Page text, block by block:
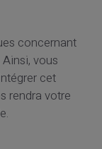
concernant
vous
cet
rendra votre